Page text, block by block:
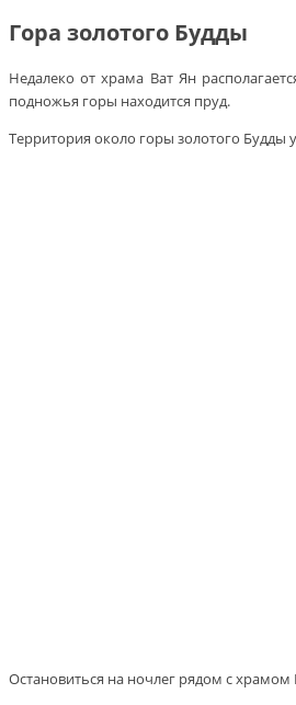
Гора золотого Будды
Недалеко от храма Ват Ян
подножья горы находится пруд.
Территория около горы золотого Будды
Остановиться на ночлег рядом с